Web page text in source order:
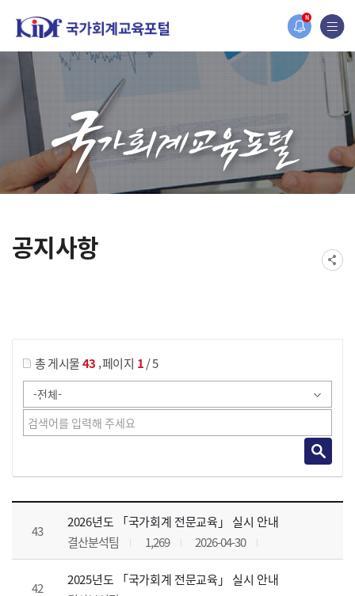
N
홈페이지가 새롭게 개편되었습니다.
한국조세재정연구원홈페이지가 새롭게 개설되었습니다.
공지사항
총 게시물43 ,페이지 1/ 5
공지사항 목록 으로 번호, 제목, 작성자, 조회수, 등록 일, 첨부파일로 나열 되고 있습니다.
43
2026년도 「국가회계 전문교육」 실시 안내
결산분석팀
1,269 2026-04-30
42
2025년도 「국가회계 전문교육」 실시 안내